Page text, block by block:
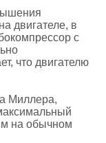
двигателе, в
с
что двигателю
Миллера,
на обычном